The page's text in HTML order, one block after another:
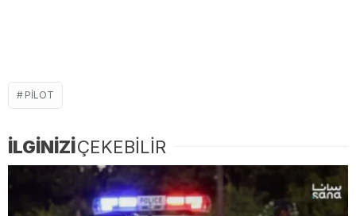
PILOT
İLGİNİZİÇEKEBİLİR